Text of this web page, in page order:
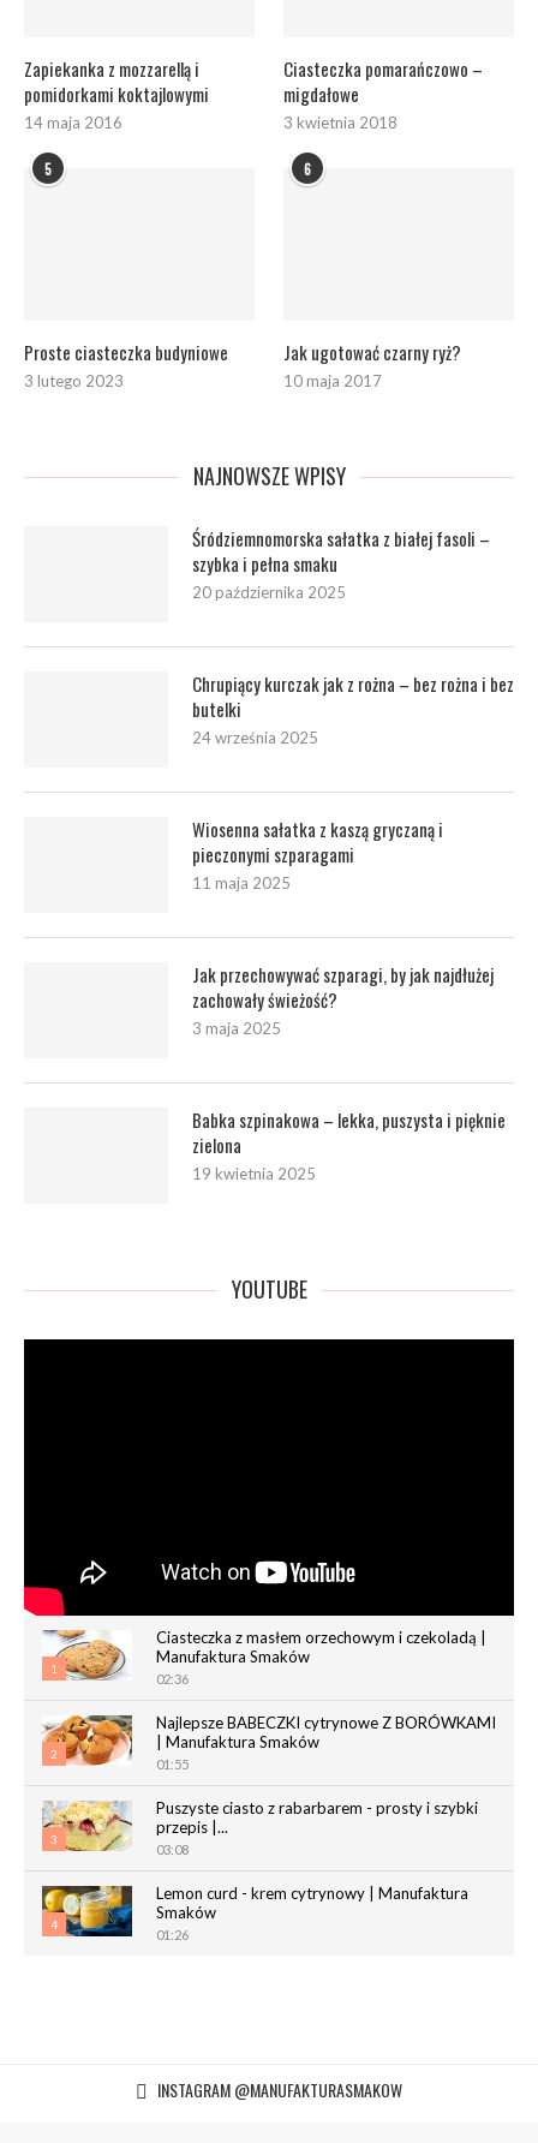
Zapiekanka z mozzarellą i
pomidorkami koktajlowymi
14 maja 2016
Ciasteczka pomarańczowo –
migdałowe
3 kwietnia 2018
5
Proste ciasteczka budyniowe
3 lutego 2023
6
Jak ugotować czarny ryż?
10 maja 2017
NAJNOWSZE WPISY
Śródziemnomorska sałatka z białej fasoli –
szybka i pełna smaku
20 października 2025
Chrupiący kurczak jak z rożna – bez rożna i bez
butelki
24 września 2025
Wiosenna sałatka z kaszą gryczaną i
pieczonymi szparagami
11 maja 2025
Jak przechowywać szparagi, by jak najdłużej
zachowały świeżość?
3 maja 2025
Babka szpinakowa – lekka, puszysta i pięknie
zielona
19 kwietnia 2025
YOUTUBE
1
Ciasteczka z masłem orzechowym i czekoladą |
Manufaktura Smaków
02:36
2
Najlepsze BABECZKI cytrynowe Z BORÓWKAMI
| Manufaktura Smaków
01:55
3
Puszyste ciasto z rabarbarem - prosty i szybki
przepis |...
03:08
4
Lemon curd - krem cytrynowy | Manufaktura
Smaków
01:26
01:40
INSTAGRAM @MANUFAKTURASMAKOW